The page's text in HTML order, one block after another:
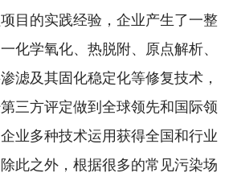
目的实践经验，企业产生了一整
化学氧化、热脱附、原点解析、
滤及其固化稳定化等修复技术，
三方评定做到全球领先和国际领
业多种技术运用获得全国和行业
此之外，根据很多的常见污染场